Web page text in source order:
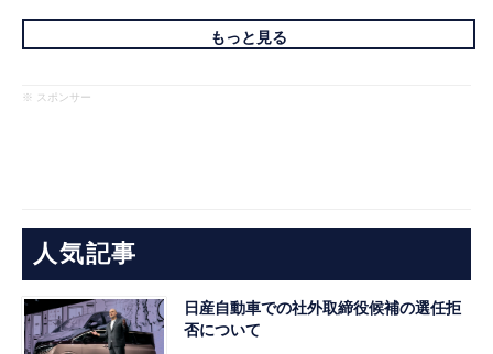
もっと見る
※ スポンサー
人気記事
日産自動車での社外取締役候補の選任拒
否について